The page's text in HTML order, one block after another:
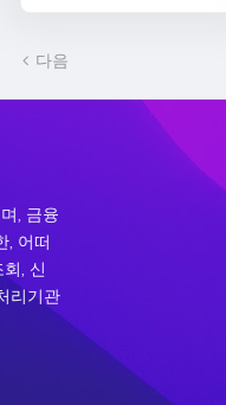
다음
, 금융
, 어떠
, 신
리기관